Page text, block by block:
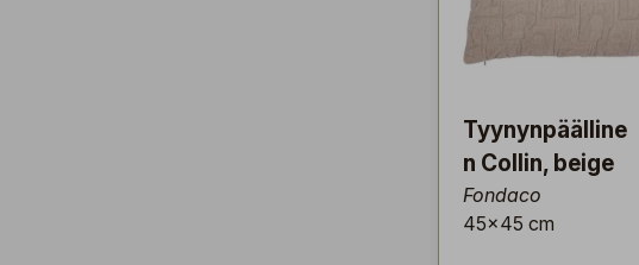
Tyynynpäälline
n Collin, beige
Fondaco
45x45 cm